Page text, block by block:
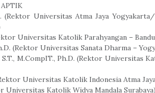
(Rektor Universitas Atma Jaya
Universitas Katolik Parahyangan –
(Rektor Universitas Sanata Dharma –
M.CompIT., Ph.D. (Rektor Universitas
Universitas Katolik Indonesia Atma
Universitas Katolik Widya Mandala Surabaya)